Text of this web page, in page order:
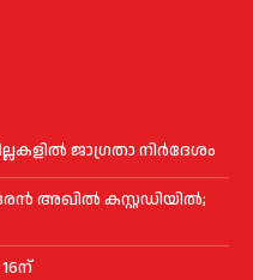
ജാഗ്രതാ നിർദേശം
അഖില്‍ കസ്റ്റഡിയില്‍;